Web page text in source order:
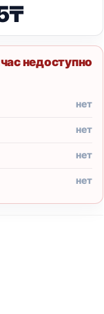
₸
недоступно
нет
нет
нет
нет